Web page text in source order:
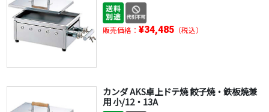
販売価格： ¥34,485（税込）
カンダ AKS卓上ドテ焼 餃子焼・鉄板焼兼
用 小/12・13A